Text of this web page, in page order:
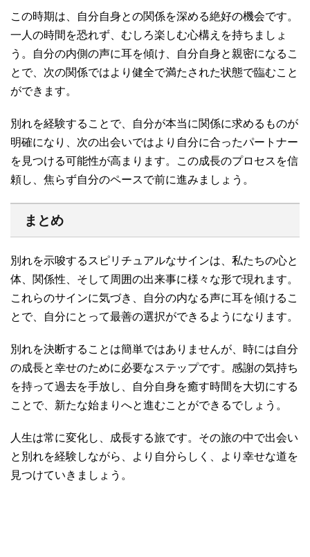
この時期は、自分自身との関係を深める絶好の機会です。
一人の時間を恐れず、むしろ楽しむ心構えを持ちましょ
う。自分の内側の声に耳を傾け、自分自身と親密になるこ
とで、次の関係ではより健全で満たされた状態で臨むこと
ができます。
別れを経験することで、自分が本当に関係に求めるものが
明確になり、次の出会いではより自分に合ったパートナー
を見つける可能性が高まります。この成長のプロセスを信
頼し、焦らず自分のペースで前に進みましょう。
まとめ
別れを示唆するスピリチュアルなサインは、私たちの心と
体、関係性、そして周囲の出来事に様々な形で現れます。
これらのサインに気づき、自分の内なる声に耳を傾けるこ
とで、自分にとって最善の選択ができるようになります。
別れを決断することは簡単ではありませんが、時には自分
の成長と幸せのために必要なステップです。感謝の気持ち
を持って過去を手放し、自分自身を癒す時間を大切にする
ことで、新たな始まりへと進むことができるでしょう。
人生は常に変化し、成長する旅です。その旅の中で出会い
と別れを経験しながら、より自分らしく、より幸せな道を
見つけていきましょう。